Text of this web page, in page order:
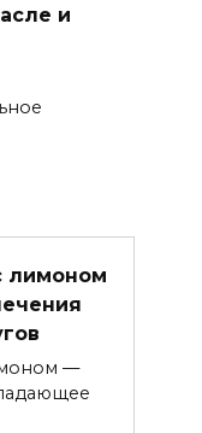
и
лимоном
—